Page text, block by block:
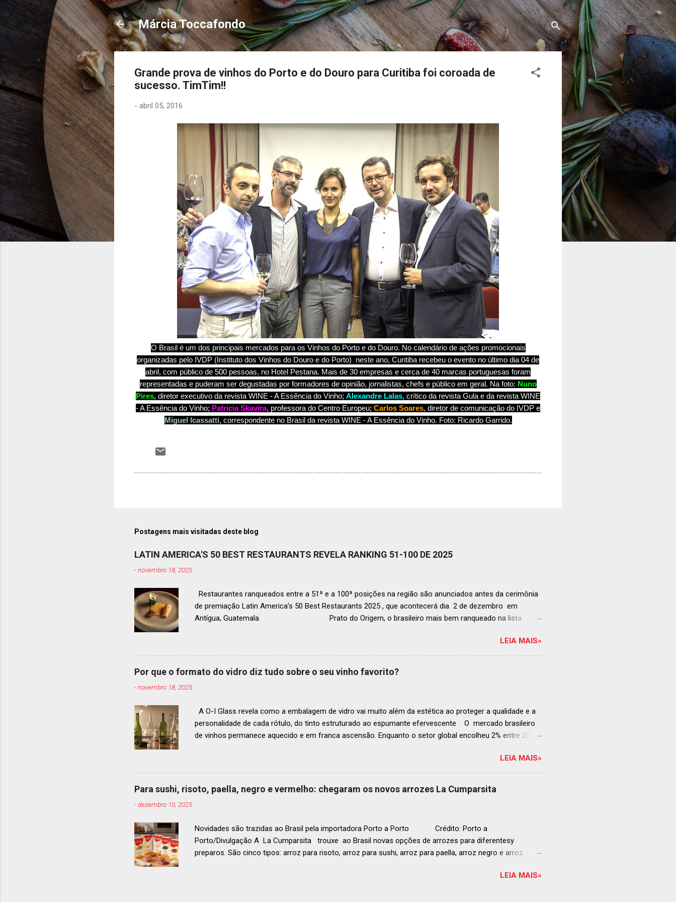
Pular para o conteúdo principal
Márcia Toccafondo
Grande prova de vinhos do Porto e do Douro para Curitiba foi coroada de
sucesso. TimTim!!
- abril 05, 2016
O Brasil é um dos principais mercados para os Vinhos do Porto e do Douro. No calendário de ações promocionais
organizadas pelo IVDP (Instituto dos Vinhos do Douro e do Porto) neste ano, Curitiba recebeu o evento no último dia 04 de
abril, com público de 500 pessoas, no Hotel Pestana. Mais de 30 empresas e cerca de 40 marcas portuguesas foram
representadas e puderam ser degustadas por formadores de opinião, jornalistas, chefs e público em geral. Na foto: Nuno
Pires, diretor executivo da revista WINE - A Essência do Vinho; Alexandre Lalas, crítico da revista Gula e da revista WINE
- A Essência do Vinho; Patricia Skavira, professora do Centro Europeu; Carlos Soares, diretor de comunicação do IVDP e
Miguel Icassatti, correspondente no Brasil da revista WINE - A Essência do Vinho. Foto: Ricardo Garrido.
Postagens mais visitadas deste blog
LATIN AMERICA'S 50 BEST RESTAURANTS REVELA RANKING 51-100 DE 2025
-novembro 18, 2025
Restaurantes ranqueados entre a 51ª e a 100ª posições na região são anunciados antes da cerimônia
de premiação Latin America’s 50 Best Restaurants 2025 , que acontecerá dia 2 de dezembro em
Antígua, Guatemala Prato do Origem, o brasileiro mais bem ranqueado na lista
ranqueados nas posições No.51 a No.100,em celebração ao panorama vibrante e diversificado da
gastronomia de toda a região. A lista expandida demonstra o empenho da organização em reconhecer
um espectro mais amplo de talentos gastronômicos e prepara o palco para a grande revelação da
LEIA MAIS»
Por que o formato do vidro diz tudo sobre o seu vinho favorito?
-novembro 18, 2025
A O-I Glass revela como a embalagem de vidro vai muito além da estética ao proteger a qualidade e a
personalidade de cada rótulo, do tinto estruturado ao espumante efervescente O mercado brasileiro
de vinhos permanece aquecido e em franca ascensão. Enquanto o setor global encolheu 2% entre 2019
até 2029, de acordo com a consultoria Euromonitor. É neste cenário de taças cheias e expansão
contínua que a O-I Glass, líder mundial na fabricação de embalagens de vidro, se posiciona como
parceira essencial da indústria e consumidores e desvenda o segredo por trás da embalagem perfeita
para cada tipo de vinho. Se você pensava que garrafa de vinho era tudo igual, prepare-se para
LEIA MAIS»
Para sushi, risoto, paella, negro e vermelho: chegaram os novos arrozes La Cumparsita
-dezembro 10, 2025
Novidades são trazidas ao Brasil pela importadora Porto a Porto Crédito: Porto a
Porto/Divulgação A La Cumparsita trouxe ao Brasil novas opções de arrozes para diferentesy
preparos. São cinco tipos: arroz para risoto, arroz para sushi, arroz para paella, arroz negro e arroz
. Os arrozes são produzidos na Itália e distribuídos pela Porto a Porto. Em práticas embalagens de 500
LEIA MAIS»